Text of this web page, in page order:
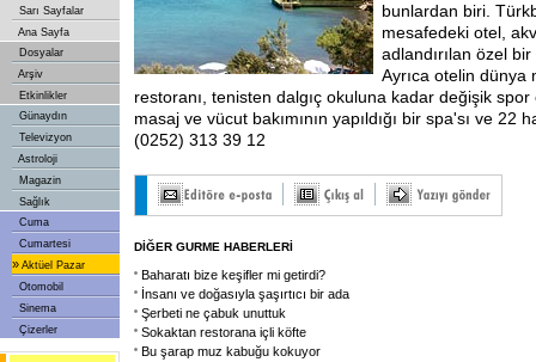
Sarı Sayfalar
Ana Sayfa
Dosyalar
Arşiv
Etkinlikler
Günaydın
Televizyon
Astroloji
Magazin
Sağlık
Cuma
Cumartesi
» Aktüel Pazar
Otomobil
Sinema
Çizerler
bunlardan biri.
mesafedeki otel,
adlandırılan özel
Ayrıca otelin dünya
restoranı, tenisten dalgıç okuluna kadar değişik spor
masaj ve vücut bakımının yapıldığı bir spa'sı ve 22
(0252) 313 39 12
DİĞER GURME HABERLERİ
Baharatı bize keşifler mi getirdi?
İnsanı ve doğasıyla şaşırtıcı bir ada
Şerbeti ne çabuk unuttuk
Sokaktan restorana içli köfte
Bu şarap muz kabuğu kokuyor